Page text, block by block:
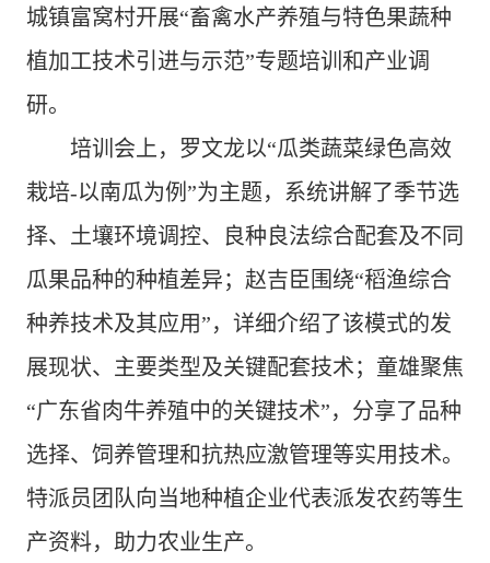
城镇富窝村开展“畜禽水产养殖与特色果蔬种
植加工技术引进与示范”专题培训和产业调
研。
培训会上 ，罗文龙以“瓜类蔬菜绿色高效
栽培-以南瓜为例”为主题，系统讲解了季节选
择、土壤环境调控、良种良法综合配套及不同
瓜果品种的种植差异；赵吉臣围绕“稻渔综合
种养技术及其应用”，详细介绍了该模式的发
展现状、主要类型及关键配套技术；童雄聚焦
“广东省肉牛养殖中的关键技术”，分享了品种
选择、饲养管理和抗热应激管理等实用技术。
特派员团队向当地种植企业代表派发农药等生
产资料，助力农业生产。